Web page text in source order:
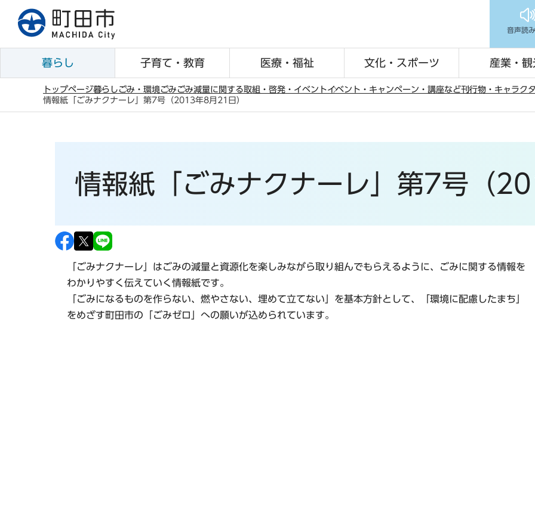
音声読
暮らし 子育て・教育 医療・福祉 文化・スポーツ 産業・観
トップページ暮らし ごみ・環境ごみごみ減量に関する取組・啓発・イベントイベント・キャンペーン・講座など刊行物・キャラク
情報紙「ごみナクナーレ」第7号（2013年8月21日）
情報紙「ごみナクナーレ」第7号（
「ごみナクナーレ」はごみの減量と資源化を楽しみながら取り組んでもらえるように、ごみに関する情報を
わかりやすく伝えていく情報紙です。
「ごみになるものを作らない、燃やさない、埋めて立てない」を基本方針として、「環境に配慮したまち」
をめざす町田市の「ごみゼロ」への願いが込められています。